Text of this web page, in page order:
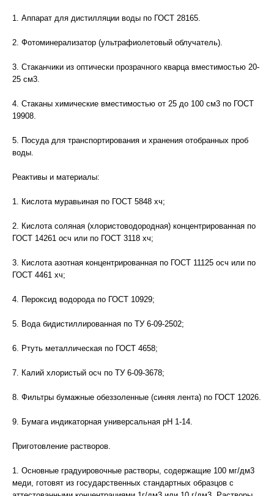
1. Аппарат для дистилляции воды по ГОСТ 28165.
2. Фотоминерализатор (ультрафиолетовый облучатель).
3. Стаканчики из оптически прозрачного кварца вместимостью 20-
25 см3.
4. Стаканы химические вместимостью от 25 до 100 см3 по ГОСТ
19908.
5. Посуда для транспортирования и хранения отобранных проб
воды.
Реактивы и материалы:
1. Кислота муравьиная по ГОСТ 5848 хч;
2. Кислота соляная (хлористоводородная) концентрированная по
ГОСТ 14261 осч или по ГОСТ 3118 хч;
3. Кислота азотная концентрированная по ГОСТ 11125 осч или по
ГОСТ 4461 хч;
4. Пероксид водорода по ГОСТ 10929;
5. Вода бидистиллированная по ТУ 6-09-2502;
6. Ртуть металлическая по ГОСТ 4658;
7. Калий хлористый осч по ТУ 6-09-3678;
8. Фильтры бумажные обеззоленные (синяя лента) по ГОСТ 12026.
9. Бумага индикаторная универсальная рН 1-14.
Приготовление растворов.
1. Основные градуировочные растворы, содержащие 100 мг/дм3
меди, готовят из государственных стандартных образцов с